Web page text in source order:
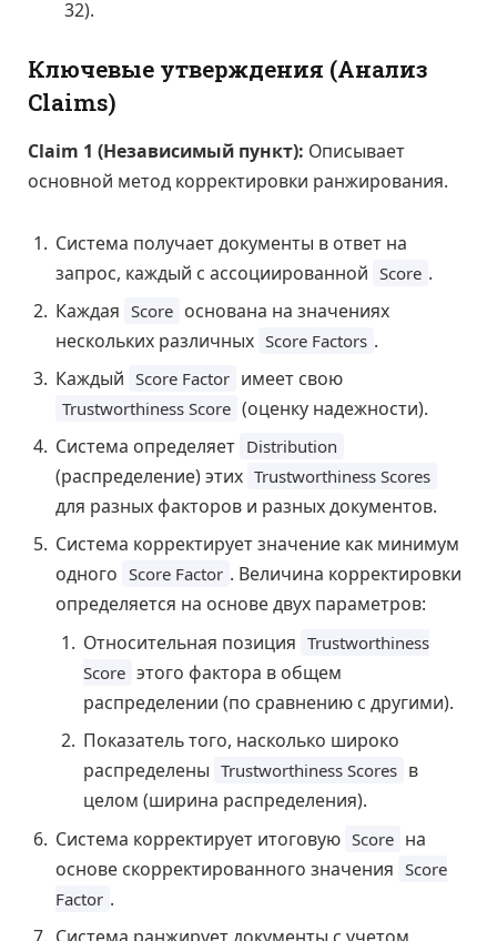
32).
Ключевые утверждения (Анализ
Claims)
Claim 1 (Независимый пункт): Описывает
основной метод корректировки ранжирования.
Система получает документы в ответ на
запрос, каждый с ассоциированной Score .
Каждая Score основана на значениях
нескольких различных Score Factors .
Каждый Score Factor имеет свою
Trustworthiness Score (оценку надежности).
Система определяет Distribution
(распределение) этих Trustworthiness Scores
для разных факторов и разных документов.
Система корректирует значение как минимум
одного Score Factor . Величина корректировки
определяется на основе двух параметров:
Относительная позиция Trustworthiness
Score этого фактора в общем
распределении (по сравнению с другими).
Показатель того, насколько широко
распределены Trustworthiness Scores в
целом (ширина распределения).
Система корректирует итоговую Score на
основе скорректированного значения Score
Factor .